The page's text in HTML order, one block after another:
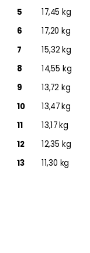
5
17,45 kg
6
17,20 kg
7
15,32 kg
8
14,55 kg
9
13,72 kg
10
13,47 kg
11
13,17 kg
12
12,35 kg
13
11,30 kg